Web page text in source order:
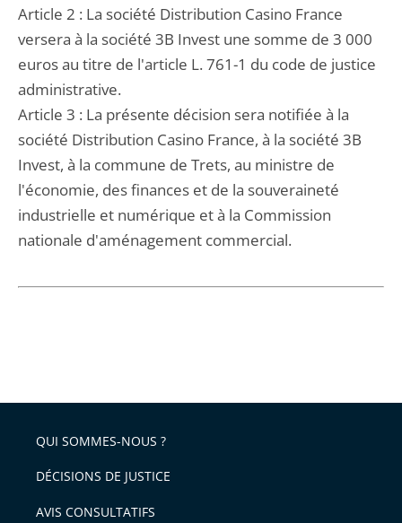
Article 2 : La société Distribution Casino France
versera à la société 3B Invest une somme de 3 000
euros au titre de l'article L. 761-1 du code de justice
administrative.
Article 3 : La présente décision sera notifiée à la
société Distribution Casino France, à la société 3B
Invest, à la commune de Trets, au ministre de
l'économie, des finances et de la souveraineté
industrielle et numérique et à la Commission
nationale d'aménagement commercial.
QUI SOMMES-NOUS ?
DÉCISIONS DE JUSTICE
AVIS CONSULTATIFS